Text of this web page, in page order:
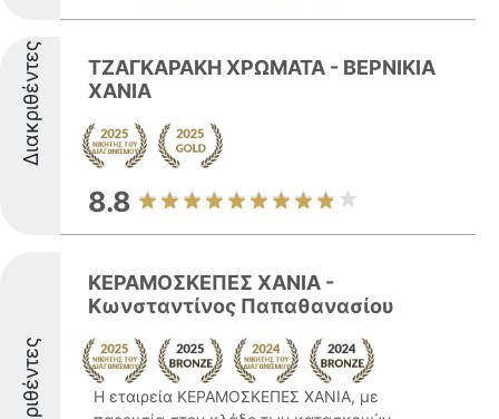
Διακριθέντες
ΤΖΑΓΚΑΡΑΚΗ ΧΡΩΜΑΤΑ - ΒΕΡΝΙΚΙΑ
ΧΑΝΙΑ
8.8
ΚΕΡΑΜΟΣΚΕΠΕΣ ΧΑΝΙΑ -
Κωνσταντίνος Παπαθανασίου
Η εταιρεία ΚΕΡΑΜΟΣΚΕΠΕΣ ΧΑΝΙΑ, με